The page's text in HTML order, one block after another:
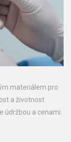
materiálem pro
a životnost
údržbou a cenami.